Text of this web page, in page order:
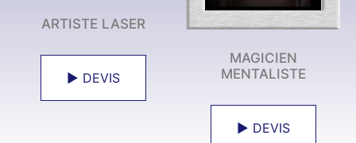
ARTISTE LASER
► DEVIS
MAGICIEN
MENTALISTE
► DEVIS